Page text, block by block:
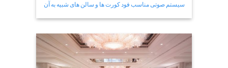
سیستم صوتی مناسب فود کورت ها و سالن های شبیه به آن